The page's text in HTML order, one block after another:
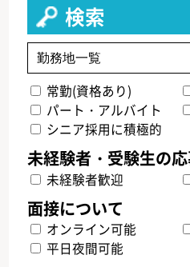
検索
常勤(資格あり)
パート・アルバイト
シニア採用に積極的
未経験者歓迎
オンライン可能
平日夜間可能